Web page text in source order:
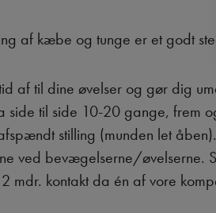
af kæbe og tunge er et godt
af til dine øvelser og gør dig
side til side 10-20 gange, frem
stilling (munden let
ved bevægelserne/øvelserne.
mdr. kontakt da én af vore